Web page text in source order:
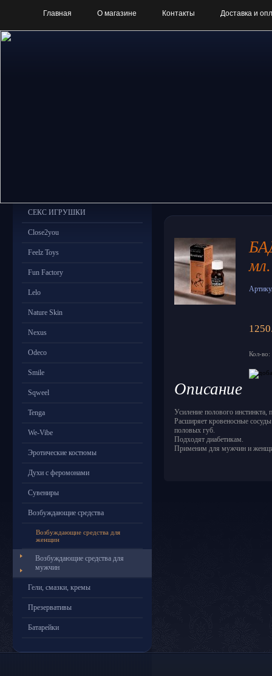
Главная О магазине Контакты Доставка и
СЕКС ИГРУШКИ
Close2you
Feelz Toys
Fun Factory
Lelo
Nature Skin
Nexus
Odeco
Smile
Sqweel
Tenga
We-Vibe
Эротические костюмы
Духи с феромонами
Сувениры
Возбуждающие средства
Возбуждающие средства для
женщин
Возбуждающие средства для
мужчин
Гели, смазки, кремы
Презервативы
Батарейки
мл.
Кол-во:
Описание
Усиление полового
Расширяет кровеносные
половых губ.
Подходят диабетикам.
Применим для мужчин и